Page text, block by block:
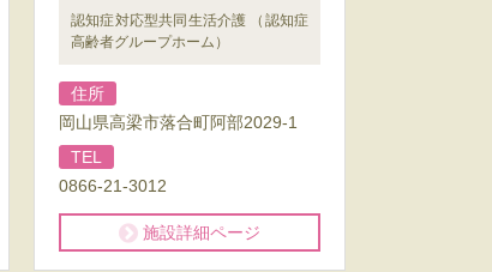
認知症対応型共同生活介護 （認知症
高齢者グループホーム）
住所
岡山県高梁市落合町阿部2029-1
TEL
0866-21-3012
施設詳細ページ